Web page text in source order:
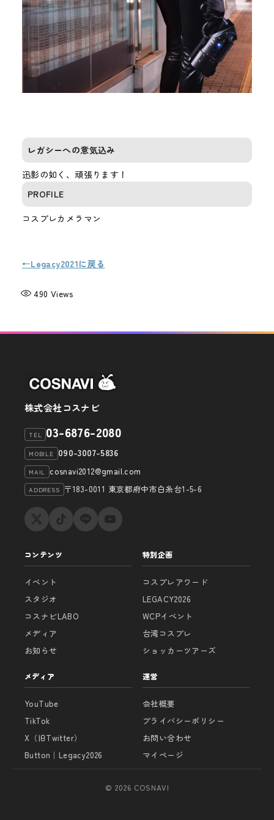
レガシーへの意気込み
迅影の如く、頑張ります！
PROFILE
コスプレカメラマン
←Legacy2021に戻る
490 Views
株式会社コスナビ
TEL 03-6876-2080
MOBILE 090-3007-5836
MAIL cosnavi2012@gmail.com
ADDRESS 〒183-0011 東京都府中市白糸台1-5-6
コンテンツ
イベント
スタジオ
コスナビLABO
メディア
お知らせ
特別企画
コスプレアワード
LEGACY2026
WCPイベント
台湾コスプレ
ショッカーツアーズ
メディア
YouTube
TikTok
X（旧Twitter）
Button｜Legacy2026
運営
会社概要
プライバシーポリシー
お問い合わせ
マイページ
© 2026 COSNAVI